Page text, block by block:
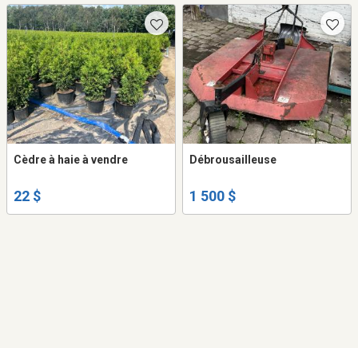
Cèdre à haie à vendre
22 $
Débrousailleuse
1 500 $